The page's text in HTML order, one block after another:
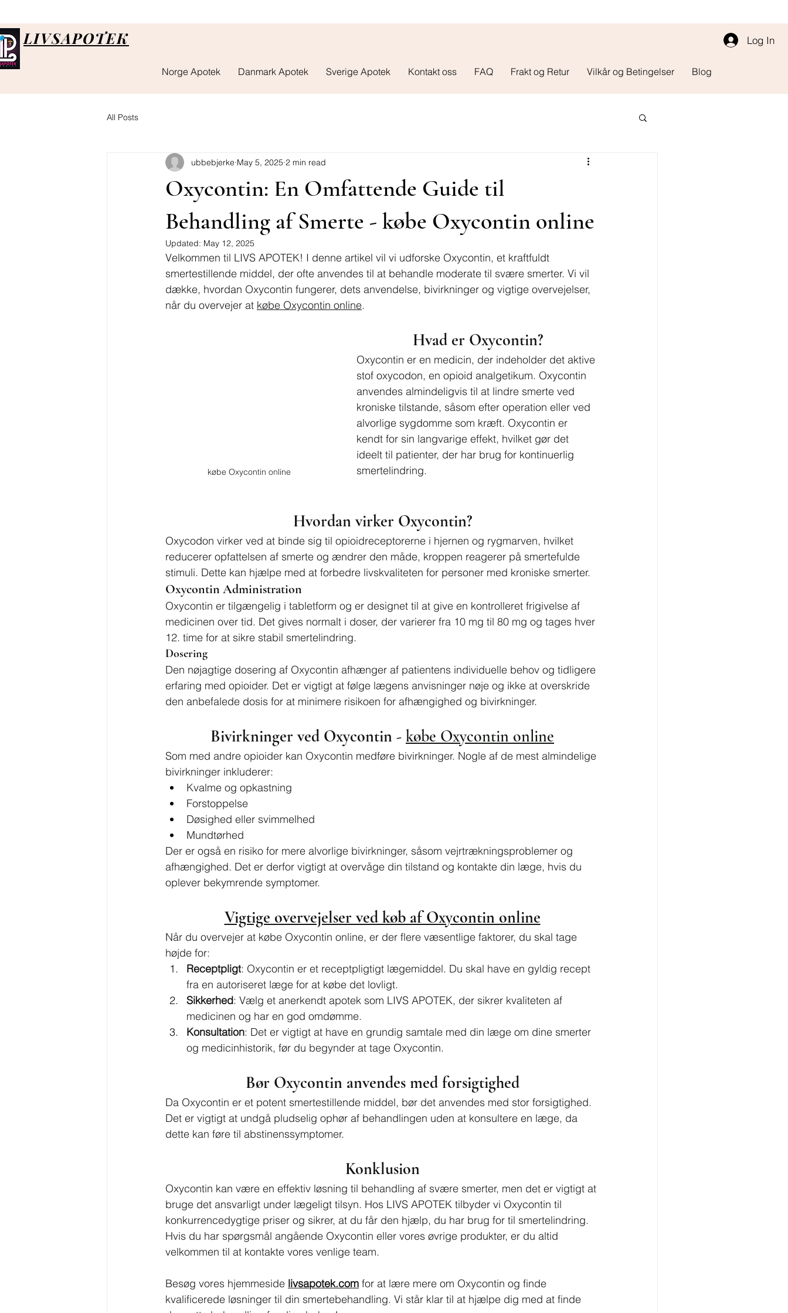
LIVSAPOTEK Log In
Norge Apotek Danmark Apotek Sverige Apotek Kontakt oss FAQ Frakt og Retur Vilkår og Betingelser Blog
All Posts
Oxycontin: En Omfattende Guide til
Behandling af Smerte - købe Oxycontin online
ubbebjerke May 5, 2025 2 min read
Updated: May 12, 2025
Velkommen til LIVS APOTEK! I denne artikel vil vi udforske Oxycontin, et kraftfuldt
smertestillende middel, der ofte anvendes til at behandle moderate til svære smerter. Vi vil
dække, hvordan Oxycontin fungerer, dets anvendelse, bivirkninger og vigtige overvejelser,
når du overvejer at købe Oxycontin online.
købe Oxycontin online
Hvad er Oxycontin?
Oxycontin er en medicin, der indeholder det aktive
stof oxycodon, en opioid analgetikum. Oxycontin
anvendes almindeligvis til at lindre smerte ved
kroniske tilstande, såsom efter operation eller ved
alvorlige sygdomme som kræft. Oxycontin er
kendt for sin langvarige effekt, hvilket gør det
ideelt til patienter, der har brug for kontinuerlig
smertelindring.
Hvordan virker Oxycontin?
Oxycodon virker ved at binde sig til opioidreceptorerne i hjernen og rygmarven, hvilket
reducerer opfattelsen af smerte og ændrer den måde, kroppen reagerer på smertefulde
stimuli. Dette kan hjælpe med at forbedre livskvaliteten for personer med kroniske smerter.
Oxycontin Administration
Oxycontin er tilgængelig i tabletform og er designet til at give en kontrolleret frigivelse af
medicinen over tid. Det gives normalt i doser, der varierer fra 10 mg til 80 mg og tages hver
12. time for at sikre stabil smertelindring.
Dosering
Den nøjagtige dosering af Oxycontin afhænger af patientens individuelle behov og tidligere
erfaring med opioider. Det er vigtigt at følge lægens anvisninger nøje og ikke at overskride
den anbefalede dosis for at minimere risikoen for afhængighed og bivirkninger.
Bivirkninger ved Oxycontin - købe Oxycontin online
Som med andre opioider kan Oxycontin medføre bivirkninger. Nogle af de mest almindelige
bivirkninger inkluderer:
Kvalme og opkastning
Forstoppelse
Døsighed eller svimmelhed
Mundtørhed
Der er også en risiko for mere alvorlige bivirkninger, såsom vejrtrækningsproblemer og
afhængighed. Det er derfor vigtigt at overvåge din tilstand og kontakte din læge, hvis du
oplever bekymrende symptomer.
Vigtige overvejelser ved køb af Oxycontin online
Når du overvejer at købe Oxycontin online, er der flere væsentlige faktorer, du skal tage
højde for:
Receptpligt: Oxycontin er et receptpligtigt lægemiddel. Du skal have en gyldig recept
fra en autoriseret læge for at købe det lovligt.
Sikkerhed: Vælg et anerkendt apotek som LIVS APOTEK, der sikrer kvaliteten af
medicinen og har en god omdømme.
Konsultation: Det er vigtigt at have en grundig samtale med din læge om dine smerter
og medicinhistorik, før du begynder at tage Oxycontin.
Bør Oxycontin anvendes med forsigtighed
Da Oxycontin er et potent smertestillende middel, bør det anvendes med stor forsigtighed.
Det er vigtigt at undgå pludselig ophør af behandlingen uden at konsultere en læge, da
dette kan føre til abstinenssymptomer.
Konklusion
Oxycontin kan være en effektiv løsning til behandling af svære smerter, men det er vigtigt at
bruge det ansvarligt under lægeligt tilsyn. Hos LIVS APOTEK tilbyder vi Oxycontin til
konkurrencedygtige priser og sikrer, at du får den hjælp, du har brug for til smertelindring.
Hvis du har spørgsmål angående Oxycontin eller vores øvrige produkter, er du altid
velkommen til at kontakte vores venlige team.
Besøg vores hjemmeside livsapotek.com for at lære mere om Oxycontin og finde
kvalificerede løsninger til din smertebehandling. Vi står klar til at hjælpe dig med at finde